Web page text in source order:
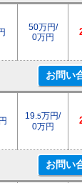
50万円/
0万円
19.5万円/
0万円